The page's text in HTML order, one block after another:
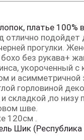
платье 100%
отлично подойдет
прогулки.
без рукава+
укороченный с
и асимметричной
горловиной
,по низу
шве.
120см .
Шик (Республика